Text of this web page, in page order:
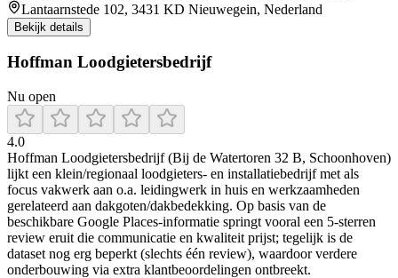
Lantaarnstede 102, 3431 KD Nieuwegein, Nederland
Bekijk details
Hoffman Loodgietersbedrijf
Nu open
4.0
Hoffman Loodgietersbedrijf (Bij de Watertoren 32 B, Schoonhoven)
lijkt een klein/regionaal loodgieters- en installatiebedrijf met als
focus vakwerk aan o.a. leidingwerk in huis en werkzaamheden
gerelateerd aan dakgoten/dakbedekking. Op basis van de
beschikbare Google Places-informatie springt vooral een 5-sterren
review eruit die communicatie en kwaliteit prijst; tegelijk is de
dataset nog erg beperkt (slechts één review), waardoor verdere
onderbouwing via extra klantbeoordelingen ontbreekt.